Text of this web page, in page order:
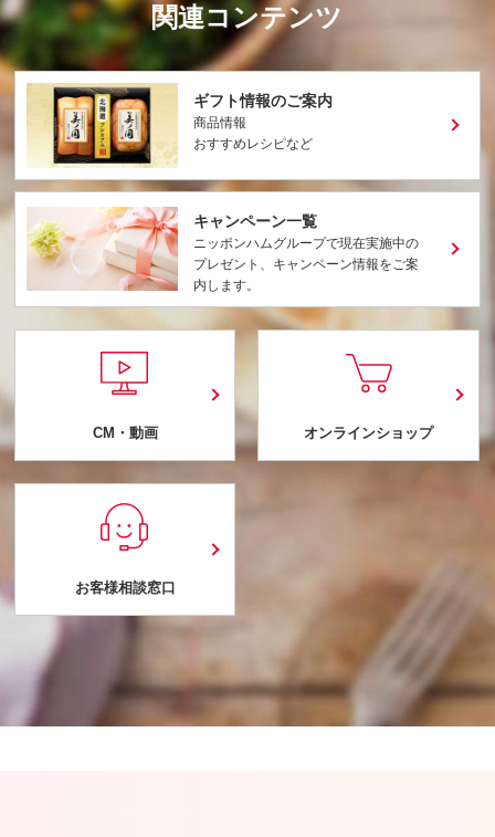
関連コンテンツ
ギフト情報のご案内
商品情報
おすすめレシピなど
キャンペーン一覧
ニッポンハムグループで現在実施中の
プレゼント、キャンペーン情報をご案
内します。
CM・動画 オンラインショップ
お客様相談窓口